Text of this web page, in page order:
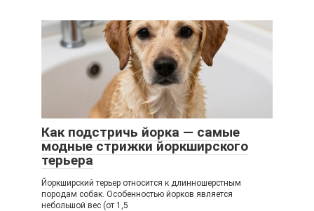
Как подстричь йорка — самые
модные стрижки йоркширского
терьера
Йоркширский терьер относится к длинношерстным
породам собак. Особенностью йорков является
небольшой вес (от 1,5